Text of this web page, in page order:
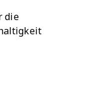
die